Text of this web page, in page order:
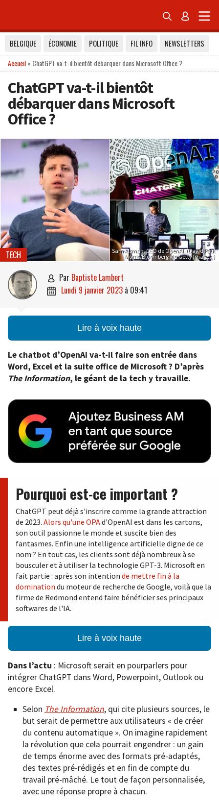
 
BELGIQUE ÉCONOMIE POLITIQUE FIL INFO
NEWSLETTERS
Accueil» ChatGPT va-t-il bientôt débarquer dans Microsoft Office ?
ChatGPT va-t-il bientôt
débarquer dans Microsoft
Office ?
Sam Altman, CEO de OpenAI. (David Paul
Morris/Bloomberg via Getty Images,)
TECH
 par Baptiste Lambert
 lundi 9 janvier 2023 à 09:41
Lire à voix haute
Le chatbot d’OpenAI va-t-il faire son entrée dans
Word, Excel et la suite office de Microsoft ? D’après
The Information, le géant de la tech y travaille.
Pourquoi est-ce important ?
ChatGPT peut déjà s'inscrire comme la grande attraction
de 2023. Alors qu'une OPAd'OpenAI est dans les cartons,
son outil passionne le monde et suscite bien des
fantasmes. Enfin une intelligence artificielle digne de ce
nom ? En tout cas, les clients sont déjà nombreux à se
bousculer et à utiliser la technologie GPT-3. Microsoft en
fait partie : après son intention de mettre fin à la
domination du moteur de recherche de Google, voilà que la
firme de Redmond entend faire bénéficier ses principaux
softwares de l'IA.
Lire à voix haute
Dans l’actu : Microsoft serait en pourparlers pour
intégrer ChatGPT dans Word, Powerpoint, Outlook ou
encore Excel.
Selon The Information, qui cite plusieurs sources, le
but serait de permettre aux utilisateurs « de créer
du contenu automatique ». On imagine rapidement
la révolution que cela pourrait engendrer : un gain
de temps énorme avec des formats pré-adaptés,
des textes pré-rédigés et en fin de compte du
travail pré-mâché. Le tout de façon personnalisée,
avec une réponse propre à chacun.